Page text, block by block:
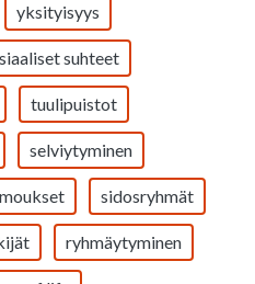
yksityisyys
suhteet
tuulipuistot
selviytyminen
sidosryhmät
ryhmäytyminen